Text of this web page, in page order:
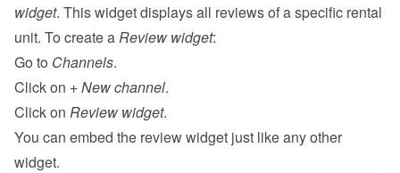
widget. This widget displays all reviews of a specific rental
unit. To create a Review widget:
Go to Channels.
Click on + New channel.
Click on Review widget.
You can embed the review widget just like any other
widget.